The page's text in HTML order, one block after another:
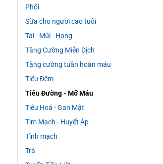
Phổi
Sữa cho người cao tuổi
Tai - Mũi - Họng
Tăng Cường Miễn Dịch
Tăng cường tuần hoàn máu
Tiểu Đêm
Tiểu Đường - Mỡ Máu
Tiêu Hoá - Gan Mật
Tim Mạch - Huyết Áp
Tĩnh mạch
Trà